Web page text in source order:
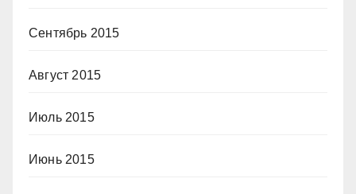
Сентябрь 2015
Август 2015
Июль 2015
Июнь 2015